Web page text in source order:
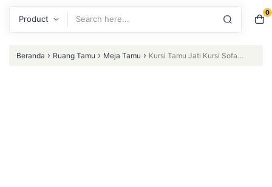
0
Beranda › Ruang Tamu › Meja Tamu › Kursi Tamu Jati Kursi Sofa